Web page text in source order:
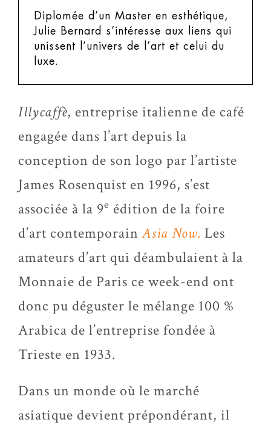
Diplomée d’un Master en esthétique,
Julie Bernard s’intéresse aux liens qui
unissent l’univers de l’art et celui du
luxe.
Illycaffè, entreprise italienne de café
engagée dans l’art depuis la
conception de son logo par l’artiste
James Rosenquist en 1996, s’est
associée à la 9e édition de la foire
d’art contemporainAsia Now. Les
amateurs d’art qui déambulaient à la
Monnaie de Paris ce week-end ont
donc pu déguster le mélange 100 %
Arabica de l’entreprise fondée à
Trieste en 1933.
Dans un monde où le marché
asiatique devient prépondérant, il